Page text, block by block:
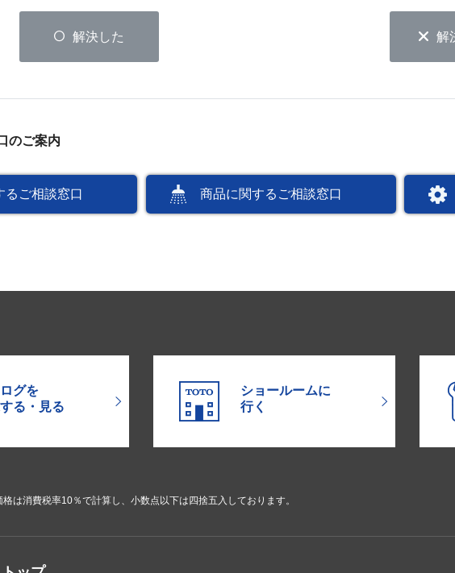
解決した 解
のご案内
るご相談窓口 商品に関するご相談窓口
グを
る・見る
ショールームに
行く
は消費税率10％で計算し、小数点以下は四捨五入しております。